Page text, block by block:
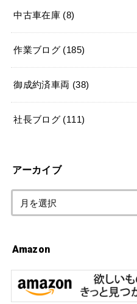
中古車在庫 (8)
作業ブログ (185)
御成約済車両 (38)
社長ブログ (111)
アーカイブ
Amazon